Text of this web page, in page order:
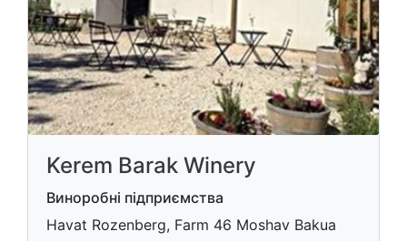
Kerem Barak Winery
Виноробні підприємства
Havat Rozenberg, Farm 46 Moshav Bakua